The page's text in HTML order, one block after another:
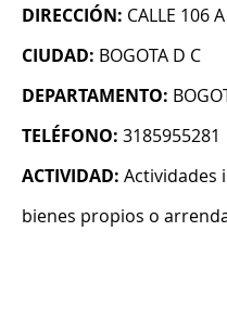
DIRECCIÓN: CALLE 106
CIUDAD: BOGOTA D C
DEPARTAMENTO:
TELÉFONO: 3185955281
ACTIVIDAD: Actividades
bienes propios o